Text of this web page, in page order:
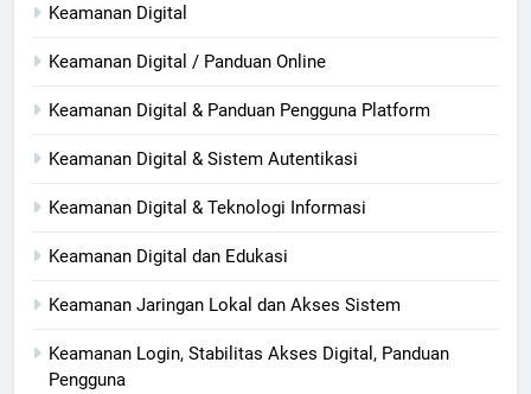
Keamanan Digital
Keamanan Digital / Panduan Online
Keamanan Digital & Panduan Pengguna Platform
Keamanan Digital & Sistem Autentikasi
Keamanan Digital & Teknologi Informasi
Keamanan Digital dan Edukasi
Keamanan Jaringan Lokal dan Akses Sistem
Keamanan Login, Stabilitas Akses Digital, Panduan
Pengguna